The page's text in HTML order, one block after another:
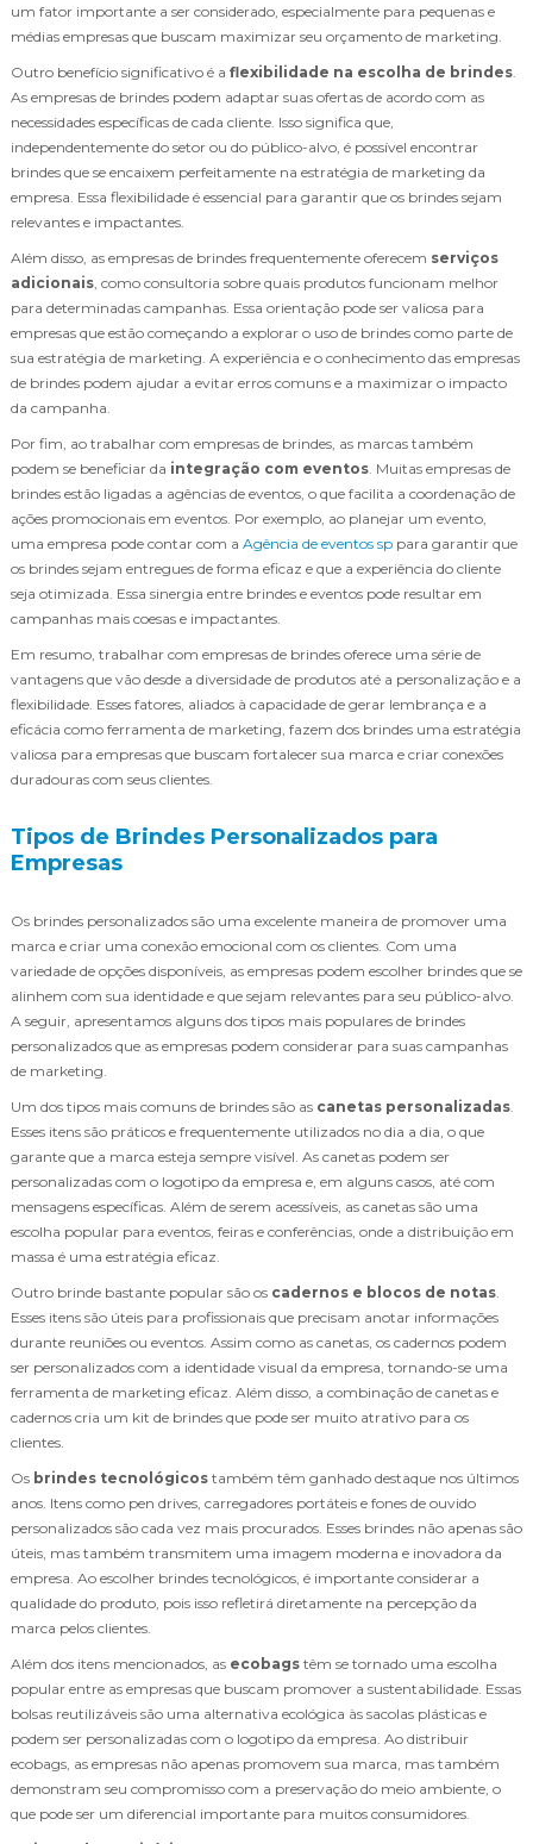
um fator importante a ser considerado, especialmente para pequenas e
médias empresas que buscam maximizar seu orçamento de marketing.
Outro benefício significativo é a flexibilidade na escolha de brindes
As empresas de brindes podem adaptar suas ofertas de acordo com as
necessidades específicas de cada cliente. Isso significa que,
independentemente do setor ou do público-alvo, é possível encontrar
brindes que se encaixem perfeitamente na estratégia de marketing da
empresa. Essa flexibilidade é essencial para garantir que os brindes sejam
relevantes e impactantes.
Além disso, as empresas de brindes frequentemente oferecem serviços
adicionais , como consultoria sobre quais produtos funcionam melhor
para determinadas campanhas. Essa orientação pode ser valiosa para
empresas que estão começando a explorar o uso de brindes como parte de
sua estratégia de marketing. A experiência e o conhecimento das empresas
de brindes podem ajudar a evitar erros comuns e a maximizar o impacto
da campanha.
Por fim, ao trabalhar com empresas de brindes, as marcas também
podem se beneficiar da integração com eventos . Muitas empresas de
brindes estão ligadas a agências de eventos, o que facilita a coordenação de
ações promocionais em eventos. Por exemplo, ao planejar um evento,
uma empresa pode contar com a Agência de eventos sp para garantir que
os brindes sejam entregues de forma eficaz e que a experiência do cliente
seja otimizada. Essa sinergia entre brindes e eventos pode resultar em
campanhas mais coesas e impactantes.
Em resumo, trabalhar com empresas de brindes oferece uma série de
vantagens que vão desde a diversidade de produtos até a personalização e a
flexibilidade. Esses fatores, aliados à capacidade de gerar lembrança e a
eficácia como ferramenta de marketing, fazem dos brindes uma estratégia
valiosa para empresas que buscam fortalecer sua marca e criar conexões
duradouras com seus clientes.
Tipos de Brindes Personalizados para
Empresas
Os brindes personalizados são uma excelente maneira de promover uma
marca e criar uma conexão emocional com os clientes. Com uma
variedade de opções disponíveis, as empresas podem escolher brindes que se
alinhem com sua identidade e que sejam relevantes para seu público-alvo.
A seguir, apresentamos alguns dos tipos mais populares de brindes
personalizados que as empresas podem considerar para suas campanhas
de marketing.
Um dos tipos mais comuns de brindes são as canetas personalizadas
Esses itens são práticos e frequentemente utilizados no dia a dia, o que
garante que a marca esteja sempre visível. As canetas podem ser
personalizadas com o logotipo da empresa e, em alguns casos, até com
mensagens específicas. Além de serem acessíveis, as canetas são uma
escolha popular para eventos, feiras e conferências, onde a distribuição em
massa é uma estratégia eficaz.
Outro brinde bastante popular são os cadernos e blocos de notas
Esses itens são úteis para profissionais que precisam anotar informações
durante reuniões ou eventos. Assim como as canetas, os cadernos podem
ser personalizados com a identidade visual da empresa, tornando-se uma
ferramenta de marketing eficaz. Além disso, a combinação de canetas e
cadernos cria um kit de brindes que pode ser muito atrativo para os
clientes.
Os brindes tecnológicos também têm ganhado destaque nos últimos
anos. Itens como pen drives, carregadores portáteis e fones de ouvido
personalizados são cada vez mais procurados. Esses brindes não apenas são
úteis, mas também transmitem uma imagem moderna e inovadora da
empresa. Ao escolher brindes tecnológicos, é importante considerar a
qualidade do produto, pois isso refletirá diretamente na percepção da
marca pelos clientes.
Além dos itens mencionados, as ecobags têm se tornado uma escolha
popular entre as empresas que buscam promover a sustentabilidade. Essas
bolsas reutilizáveis são uma alternativa ecológica às sacolas plásticas e
podem ser personalizadas com o logotipo da empresa. Ao distribuir
ecobags, as empresas não apenas promovem sua marca, mas também
demonstram seu compromisso com a preservação do meio ambiente, o
que pode ser um diferencial importante para muitos consumidores.